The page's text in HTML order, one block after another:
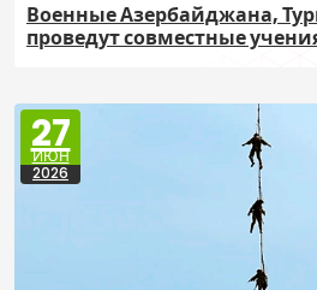
Военные Азербайджана,
проведут совместные
27
ИЮН
2026